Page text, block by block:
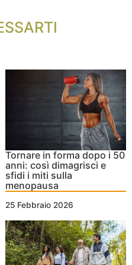
Tornare in forma dopo i 50
anni: così dimagrisci e
sfidi i miti sulla
menopausa
25 Febbraio 2026